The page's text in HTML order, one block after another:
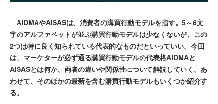
AIDMAやAISASは、消費者の購買行動モデルを指す。5～6文
字のアルファベットが並ぶ購買行動モデルは少なくないが、この
2つは特に良く知られている代表的なものだといっていい。今回
は、マーケターが必ず通る購買行動モデルの代表格AIDMAと
AISASとは何か、両者の違いや関係性について解説していく。あ
わせて、そのほかの最新を含む購買行動モデルもいくつか紹介す
る。